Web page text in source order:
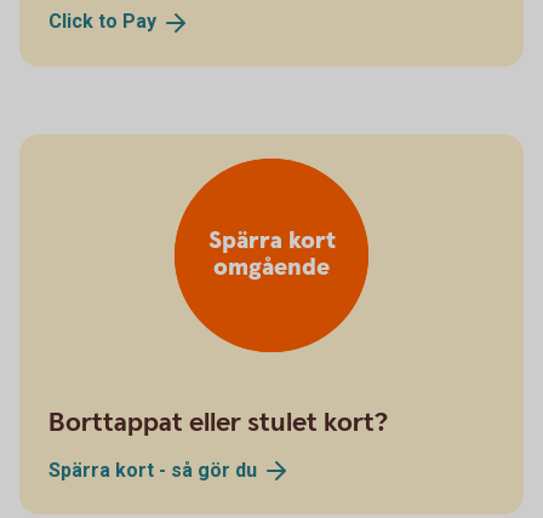
Click to Pay
Spärra kort
omgående
Borttappat eller stulet kort?
Spärra kort - så gör du